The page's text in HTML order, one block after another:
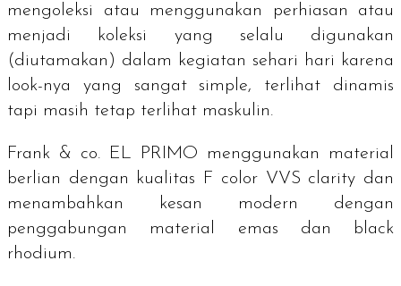
mengoleksi atau menggunakan perhiasan atau
menjadi koleksi yang selalu digunakan
(diutamakan) dalam kegiatan sehari hari karena
look-nya yang sangat simple, terlihat dinamis
tapi masih tetap terlihat maskulin.
Frank & co. EL PRIMO menggunakan material
berlian dengan kualitas F color VVS clarity dan
menambahkan kesan modern dengan
penggabungan material emas dan black
rhodium.